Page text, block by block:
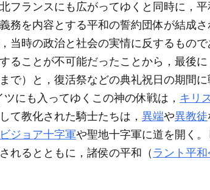
フランスにも広がってゆくと同時に，平
務を内容とする平和の誓約団体が結成
当時の政治と社会の実情に反するもの
ることが不可能だったことから，最後
で）と，復活祭などの典礼祝日の期間
にも入ってゆくこの神の休戦は， キリ
て教化された騎士たちは， 異端や異教徒
ジョア十字軍や聖地十字軍に道を開く
れるとともに，諸侯の平和（ ラント平和